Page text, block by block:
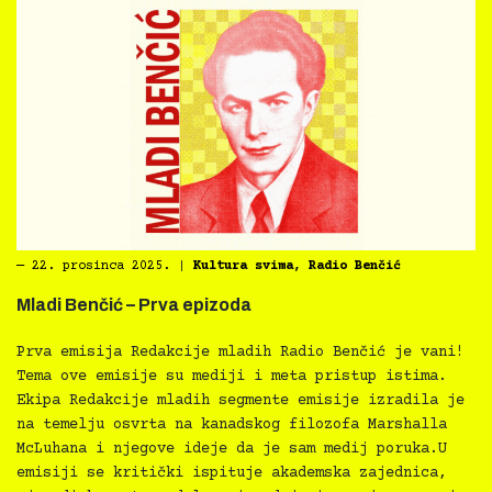
― 22. prosinca 2025. Kultura svima, Radio Benčić
Mladi Benčić – Prva epizoda
Prva emisija Redakcije mladih Radio Benčić je vani!
Tema ove emisije su mediji i meta pristup istima.
Ekipa Redakcije mladih segmente emisije izradila je
na temelju osvrta na kanadskog filozofa Marshalla
McLuhana i njegove ideje da je sam medij poruka.U
emisiji se kritički ispituje akademska zajednica,